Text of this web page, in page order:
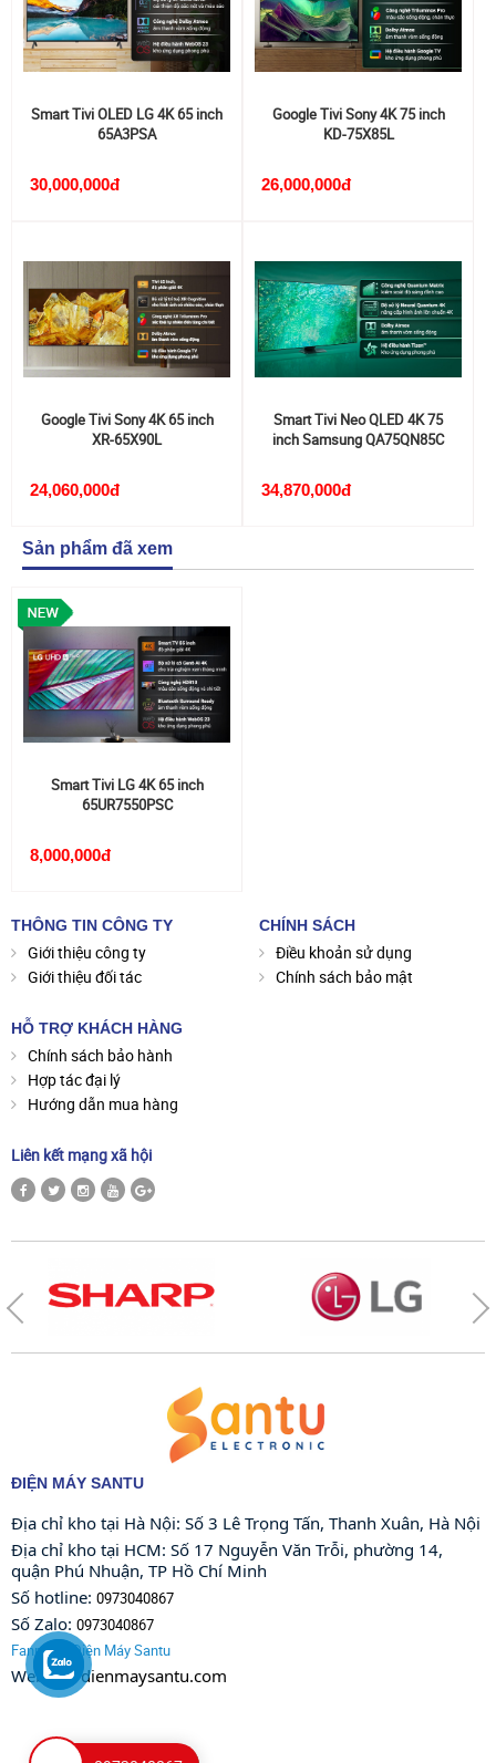
Smart Tivi OLED LG 4K 65 inch
65A3PSA
30,000,000đ
Google Tivi Sony 4K 75 inch
KD-75X85L
26,000,000đ
Google Tivi Sony 4K 65 inch
XR-65X90L
24,060,000đ
Smart Tivi Neo QLED 4K 75
inch Samsung QA75QN85C
34,870,000đ
Sản phẩm đã xem
Smart Tivi LG 4K 65 inch
65UR7550PSC
8,000,000đ
THÔNG TIN CÔNG TY
Giới thiệu công ty
Giới thiệu đối tác
CHÍNH SÁCH
Điều khoản sử dụng
Chính sách bảo mật
HỖ TRỢ KHÁCH HÀNG
Chính sách bảo hành
Hợp tác đại lý
Hướng dẫn mua hàng
Liên kết mạng xã hội
ĐIỆN MÁY SANTU
Địa chỉ kho tại Hà Nội: Số 3 Lê Trọng Tấn, Thanh Xuân, Hà Nội
Địa chỉ kho tại HCM: Số 17 Nguyễn Văn Trỗi, phường 14,
quận Phú Nhuận, TP Hồ Chí Minh
Số hotline: 0973040867
Số Zalo: 0973040867
Fanpage: Điện Máy Santu
Website: dienmaysantu.com